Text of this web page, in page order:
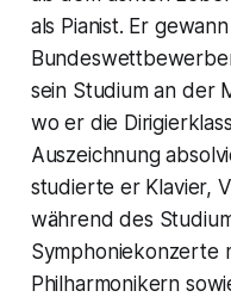
als Pianist. Er
sein Studium an der
wo er die
Auszeichnung
studierte er Klavier,
während des
Symphoniekonzerte
Philharmonikern